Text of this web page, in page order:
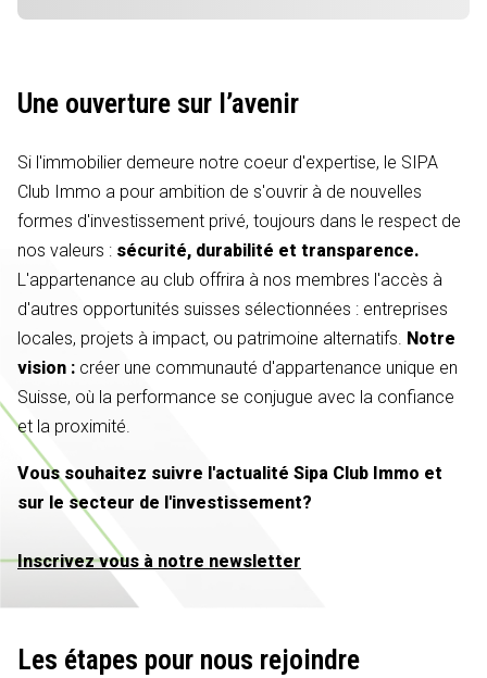
Une ouverture sur l’avenir
Si l'immobilier demeure notre coeur d'expertise, le SIPA
Club Immo a pour ambition de s'ouvrir à de nouvelles
formes d'investissement privé, toujours dans le respect de
nos valeurs : sécurité, durabilité et transparence.
L'appartenance au club offrira à nos membres l'accès à
d'autres opportunités suisses sélectionnées : entreprises
locales, projets à impact, ou patrimoine alternatifs. Notre
vision : créer une communauté d'appartenance unique en
Suisse, où la performance se conjugue avec la confiance
et la proximité.
Vous souhaitez suivre l'actualité Sipa Club Immo et
sur le secteur de l'investissement?
Inscrivez vous à notre newsletter
Les étapes pour nous rejoindre